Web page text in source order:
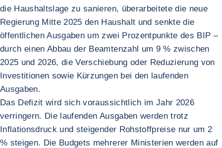
die Haushaltslage zu sanieren, überarbeitete die neue
Regierung Mitte 2025 den Haushalt und senkte die
öffentlichen Ausgaben um zwei Prozentpunkte des BIP –
durch einen Abbau der Beamtenzahl um 9 % zwischen
2025 und 2026, die Verschiebung oder Reduzierung von
Investitionen sowie Kürzungen bei den laufenden
Ausgaben.
Das Defizit wird sich voraussichtlich im Jahr 2026
verringern. Die laufenden Ausgaben werden trotz
Inflationsdruck und steigender Rohstoffpreise nur um 2
% steigen. Die Budgets mehrerer Ministerien werden auf